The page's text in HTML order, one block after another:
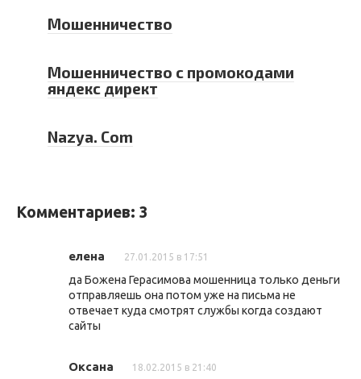
Мошенничество
Мошенничество с промокодами
яндекс директ
Nаzyа. Com
Комментариев: 3
елена 27.01.2015 в 17:51
да Божена Герасимова мошенница только деньги
отправляешь она потом уже на письма не
отвечает куда смотрят службы когда создают
сайты
Оксана 18.02.2015 в 21:40